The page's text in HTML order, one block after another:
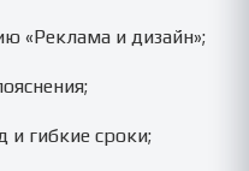
«Реклама и дизайн»;
и гибкие сроки;